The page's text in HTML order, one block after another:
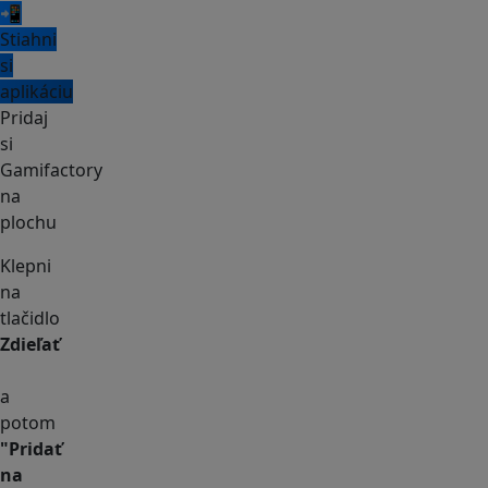
📲
Stiahni
si
aplikáciu
Pridaj
si
Gamifactory
na
plochu
Klepni
na
tlačidlo
Zdieľať
a
potom
"Pridať
na